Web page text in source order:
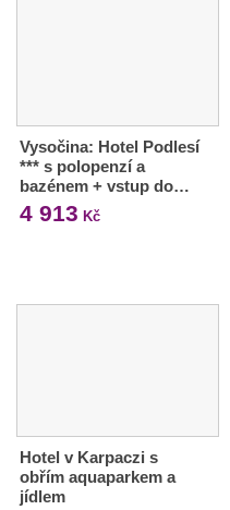
Vysočina: Hotel Podlesí
*** s polopenzí a
bazénem + vstup do…
4 913 Kč
Hotel v Karpaczi s
obřím aquaparkem a
jídlem